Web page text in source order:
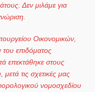
Δεν μιλάμε για
Οικονομικών,
επιδόματος
επεκτάθηκε στους
τις σχετικές μας
νομοσχεδίου